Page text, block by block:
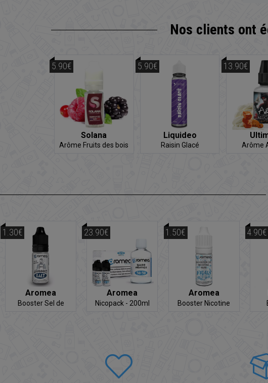
Nos clients ont
Solana
Arôme Fruits des bois
5.90€
Liquideo
Raisin Glacé
5.90€
Arôme
13.90€
Aromea
Booster Sel de
1.30€
Aromea
Nicopack - 200ml
23.90€
Aromea
Booster Nicotine
1.50€ 4.90€